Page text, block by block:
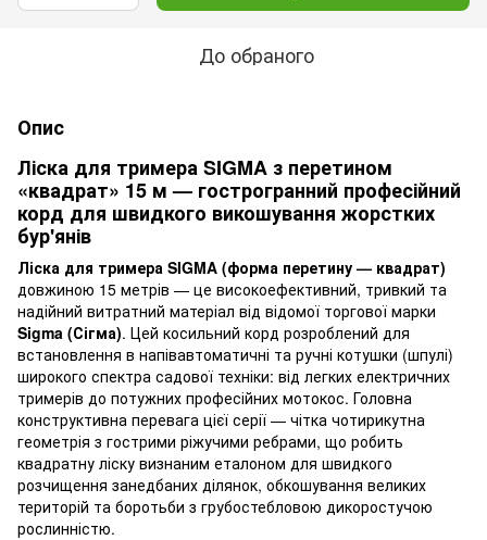
До обраного
Опис
Ліска для тримера SIGMA з перетином
«квадрат» 15 м — гострогранний професійний
корд для швидкого викошування жорстких
бур'янів
Ліска для тримера SIGMA (форма перетину — квадрат)
довжиною 15 метрів — це високоефективний, тривкий та
надійний витратний матеріал від відомої торгової марки
Sigma (Сігма). Цей косильний корд розроблений для
встановлення в напівавтоматичні та ручні котушки (шпулі)
широкого спектра садової техніки: від легких електричних
тримерів до потужних професійних мотокос. Головна
конструктивна перевага цієї серії — чітка чотирикутна
геометрія з гострими ріжучими ребрами, що робить
квадратну ліску визнаним еталоном для швидкого
розчищення занедбаних ділянок, обкошування великих
територій та боротьби з грубостебловою дикоростучою
рослинністю.